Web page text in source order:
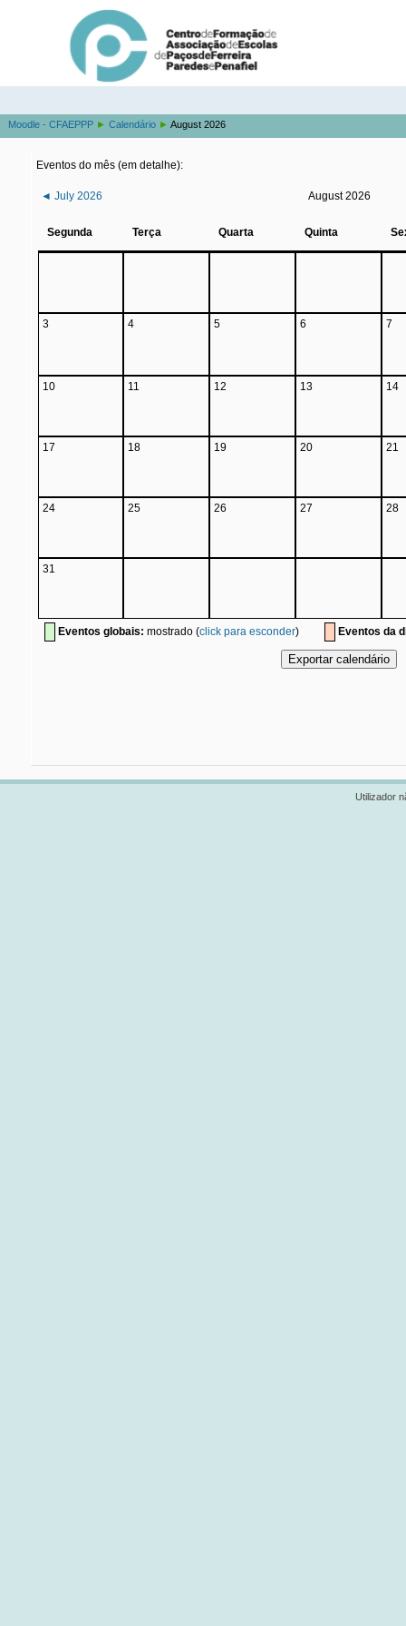
Moodle - CFAEPPP ► Calendário ► August 2026
Eventos do mês (em detalhe):
◄ July 2026 August 2026
Segunda Terça Quarta Quinta
3 4 5 6 7
10 11 12 13 14
17 18 19 20 21
24 25 26 27 28
31
Eventos globais: mostrado (click para esconder) Eventos da
Utilizador